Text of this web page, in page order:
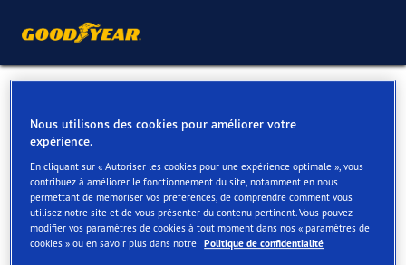
Renault Master
Nous utilisons des cookies pour améliorer votre
expérience.
En cliquant sur « Autoriser les cookies pour une expérience optimale », vous
contribuez à améliorer le fonctionnement du site, notamment en nous
permettant de mémoriser vos préférences, de comprendre comment vous
utilisez notre site et de vous présenter du contenu pertinent. Vous pouvez
modifier vos paramètres de cookies à tout moment dans nos « paramètres de
cookies » ou en savoir plus dans notre Politique de confidentialité